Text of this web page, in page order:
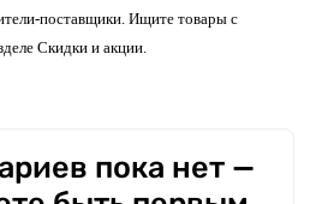
поставщики. Ищите товары с
Скидки и акции.
пока нет —